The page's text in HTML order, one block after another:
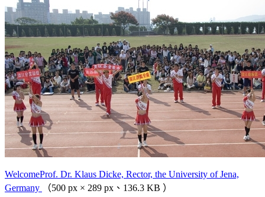
WelcomeProf. Dr. Klaus Dicke, Rector, the University of Jena,
Germany
（500 px × 289 px、136.3 KB ）